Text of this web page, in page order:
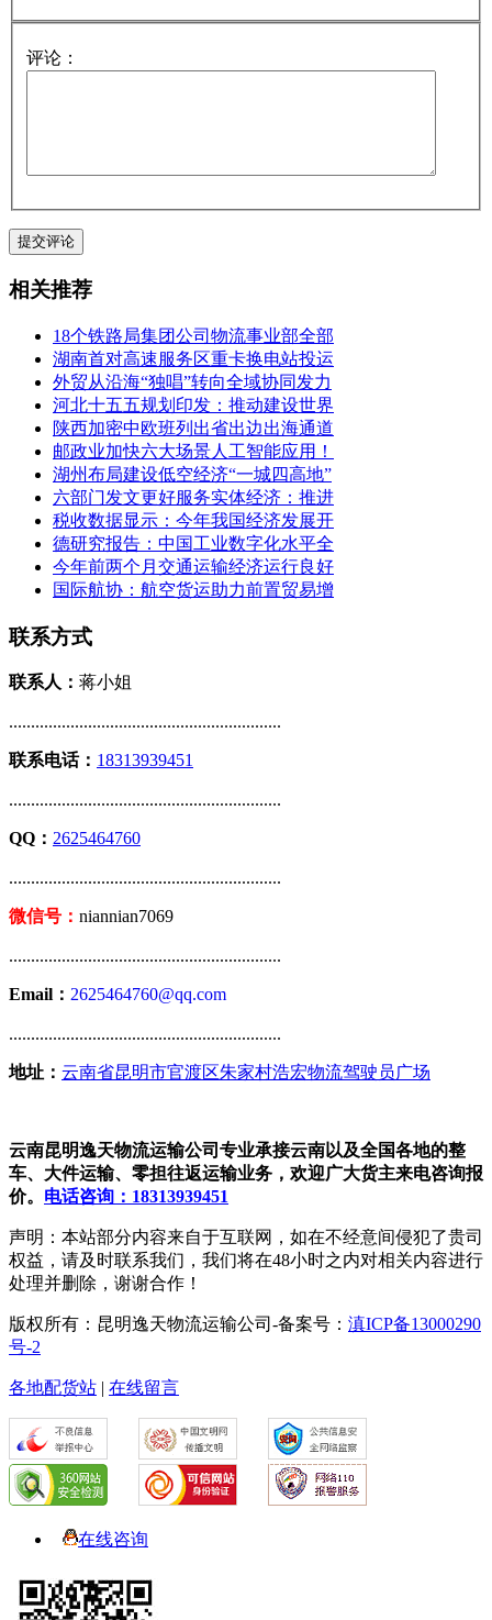
评论：
相关推荐
18个铁路局集团公司物流事业部全部
湖南首对高速服务区重卡换电站投运
外贸从沿海“独唱”转向全域协同发力
河北十五五规划印发：推动建设世界
陕西加密中欧班列出省出边出海通道
邮政业加快六大场景人工智能应用！
湖州布局建设低空经济“一城四高地”
六部门发文更好服务实体经济：推进
税收数据显示：今年我国经济发展开
德研究报告：中国工业数字化水平全
今年前两个月交通运输经济运行良好
国际航协：航空货运助力前置贸易增
联系方式
联系人： 蒋小姐
..............................................................
联系电话： 18313939451
..............................................................
QQ： 2625464760
..............................................................
微信号： niannian7069
..............................................................
Email： 2625464760@qq.com
..............................................................
地址： 云南省昆明市官渡区朱家村浩宏物流驾驶员广场
云南昆明逸天物流运输公司专业承接云南以及全国各地的整
车、大件运输、零担往返运输业务，欢迎广大货主来电咨询报
价。 电话咨询：18313939451
声明：本站部分内容来自于互联网，如在不经意间侵犯了贵司
权益，请及时联系我们，我们将在48小时之内对相关内容进行
处理并删除，谢谢合作！
版权所有：昆明逸天物流运输公司-备案号： 滇ICP备13000290
号-2
各地配货站 | 在线留言
在线咨询